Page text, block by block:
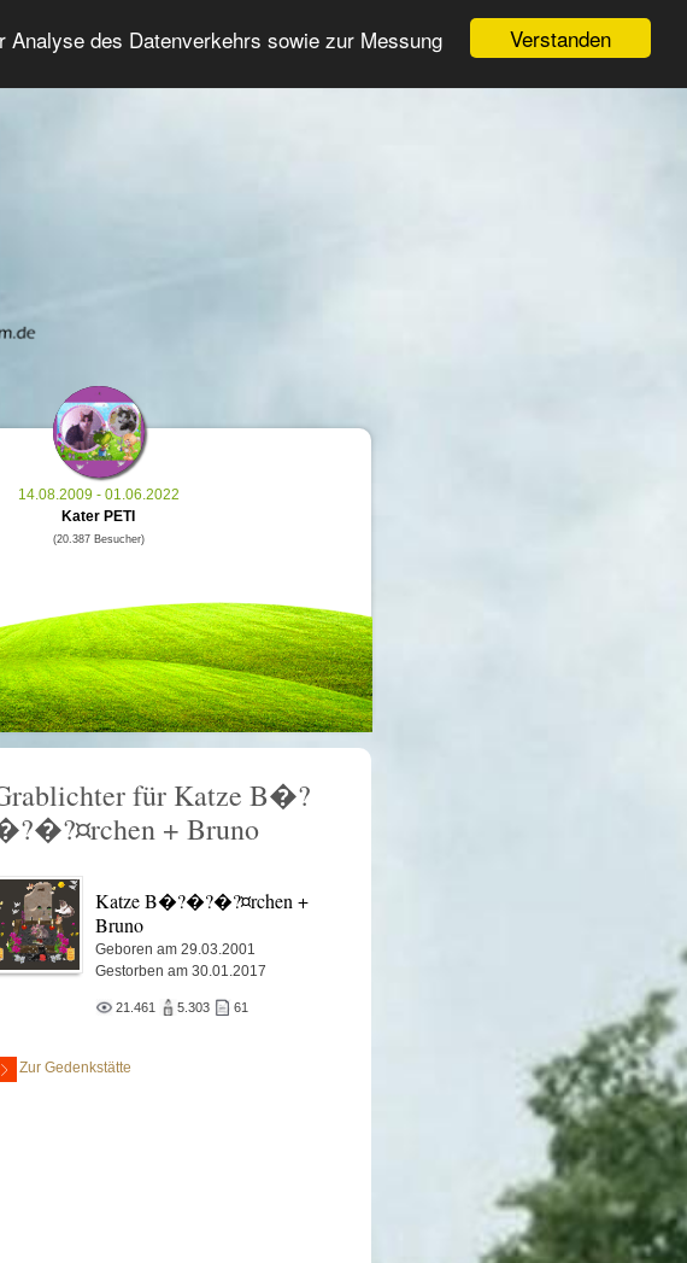
Verstanden
des Datenverkehrs sowie zur Messung
Anmelden
14.08.2009 - 01.06.2022
Kater PETI
(20.387 Besucher)
für Katze B�?
+ Bruno
Katze B�?�?�?¤rchen +
Bruno
Geboren am 29.03.2001
Gestorben am 30.01.2017
21.461 5.303 61
Zur Gedenkstätte